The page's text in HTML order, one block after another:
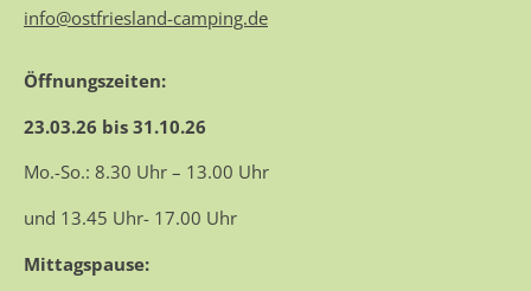
info@ostfriesland-camping.de
Öffnungszeiten:
23.03.26 bis 31.10.26
Mo.-So.: 8.30 Uhr – 13.00 Uhr
und 13.45 Uhr- 17.00 Uhr
Mittagspause: